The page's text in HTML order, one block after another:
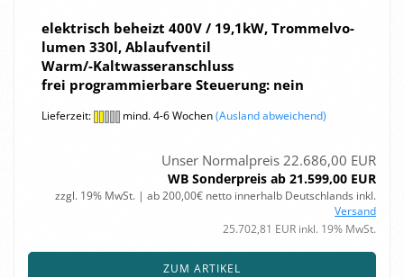
elek­trisch be­heizt 400V / 19,1kW, Trom­mel­vo­
lu­men 330l, Ab­lauf­ven­til
Warm/-​Kaltwasseranschluss
frei pro­gram­mier­ba­re Steue­rung: nein
Lieferzeit: mind. 4-6 Wochen(Ausland abweichend)
Unser Normalpreis 22.686,00 EUR
WB Sonderpreis ab 21.599,00 EUR
zzgl. 19% MwSt. | ab 200,00€ netto innerhalb Deutschlands inkl.
Versand
25.702,81 EUR inkl. 19% MwSt.
ZUM ARTIKEL